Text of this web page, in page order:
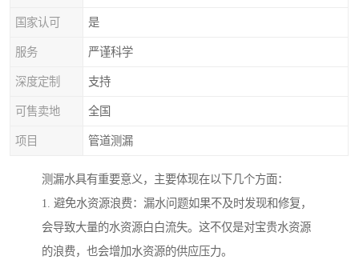
国家认可 是
服务 严谨科学
深度定制 支持
可售卖地 全国
项目 管道测漏
测漏水具有重要意义，主要体现在以下几个方面：
1. 避免水资源浪费：漏水问题如果不及时发现和修复，
会导致大量的水资源白白流失。这不仅是对宝贵水资源
的浪费，也会增加水资源的供应压力。